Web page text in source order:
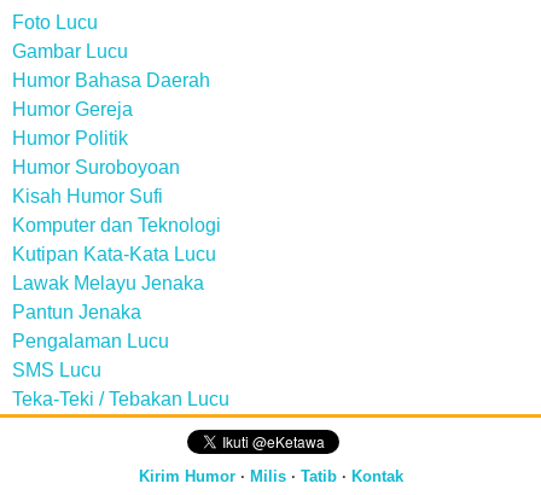
Foto Lucu
Gambar Lucu
Humor Bahasa Daerah
Humor Gereja
Humor Politik
Humor Suroboyoan
Kisah Humor Sufi
Komputer dan Teknologi
Kutipan Kata-Kata Lucu
Lawak Melayu Jenaka
Pantun Jenaka
Pengalaman Lucu
SMS Lucu
Teka-Teki / Tebakan Lucu
Kirim Humor· Milis· Tatib· Kontak